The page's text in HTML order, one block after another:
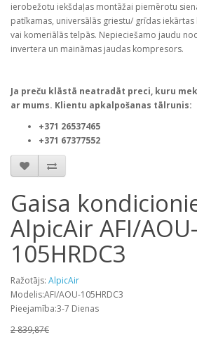
ierobežotu iekšdaļas montāžai piemērotu
patīkamas, universālās griestu/ grīdas
vai komeriālās telpās. Nepieciešamo jaudu
invertera un maināmas jaudas kompresors.
Ja preču klāstā neatradāt preci, kuru
ar mums. Klientu apkalpošanas tālrunis:
+371 26537465
+371 67377552
Gaisa
AlpicAir AFI/AOU-
105HRDC3
Ražotājs: AlpicAir
Modelis:AFI/AOU-105HRDC3
Pieejamība:3-7 Dienas
2 839,87€